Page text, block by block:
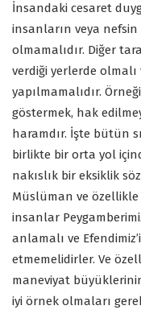
İnsandaki cesaret
insanların veya
olmamalıdır. Diğer
verdiği yerlerde
yapılmamalıdır.
göstermek, hak
haramdır. İşte bütün
birlikte bir orta yol
nakıslık bir eksiklik
Müslüman ve
insanlar
anlamalı ve
etmemelidirler. Ve
maneviyat
iyi örnek olmaları